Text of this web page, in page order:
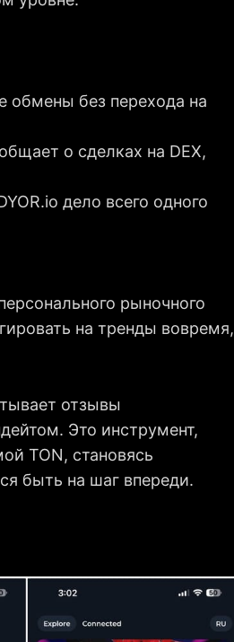
обмены без перехода на
о сделках на DEX,
дело всего одного
рыночного
на тренды вовремя,
отзывы
Это инструмент,
TON, становясь
быть на шаг впереди.